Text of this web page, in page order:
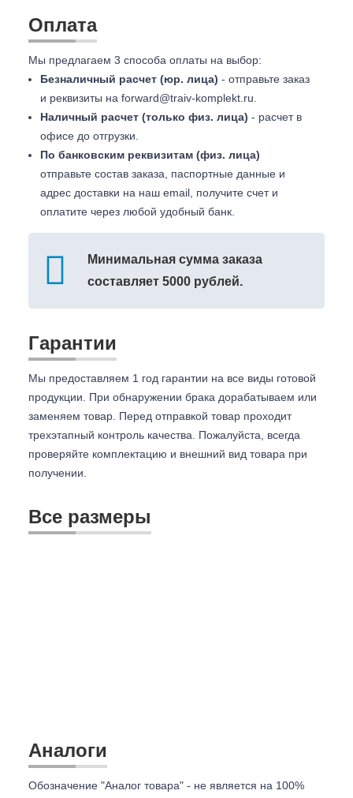
Оплата
Мы предлагаем 3 способа оплаты на выбор:
Безналичный расчет (юр. лица) - отправьте заказ
и реквизиты на forward@traiv-komplekt.ru
Наличный расчет (только физ. лица) - расчет в
офисе до отгрузки.
По банковским реквизитам (физ. лица)
отправьте состав заказа, паспортные данные и
адрес доставки на наш email, получите счет и
оплатите через любой удобный банк.
Минимальная сумма заказа
составляет 5000 рублей.
Гарантии
Мы предоставляем 1 год гарантии на все виды готовой
продукции. При обнаружении брака дорабатываем или
заменяем товар. Перед отправкой товар проходит
трехэтапный контроль качества. Пожалуйста, всегда
проверяйте комплектацию и внешний вид товара при
получении.
Все размеры
Аналоги
Обозначение "Аналог товара" - не является на 100%